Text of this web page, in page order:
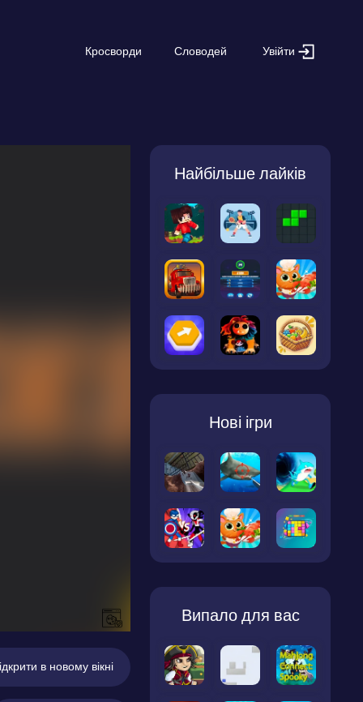
Кросворди Словодей Увійти
в новому вікні
Найбільше лайків
Нові ігри
Випало для вас